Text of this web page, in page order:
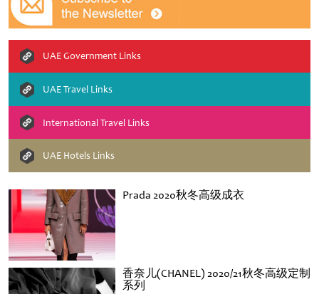
Prada 2020秋冬高级成衣
香奈儿(CHANEL) 2020/21秋冬高级定制
系列
UAE Government Links
UAE Travel Links
International Travel Links
UAE Hotels Links